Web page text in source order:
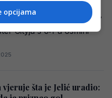
se trenutno događa na
Plymouth vodi protiv
Cityja s 0:1 u osmini
vjeruje šta je Jelić uradio:
opcijama